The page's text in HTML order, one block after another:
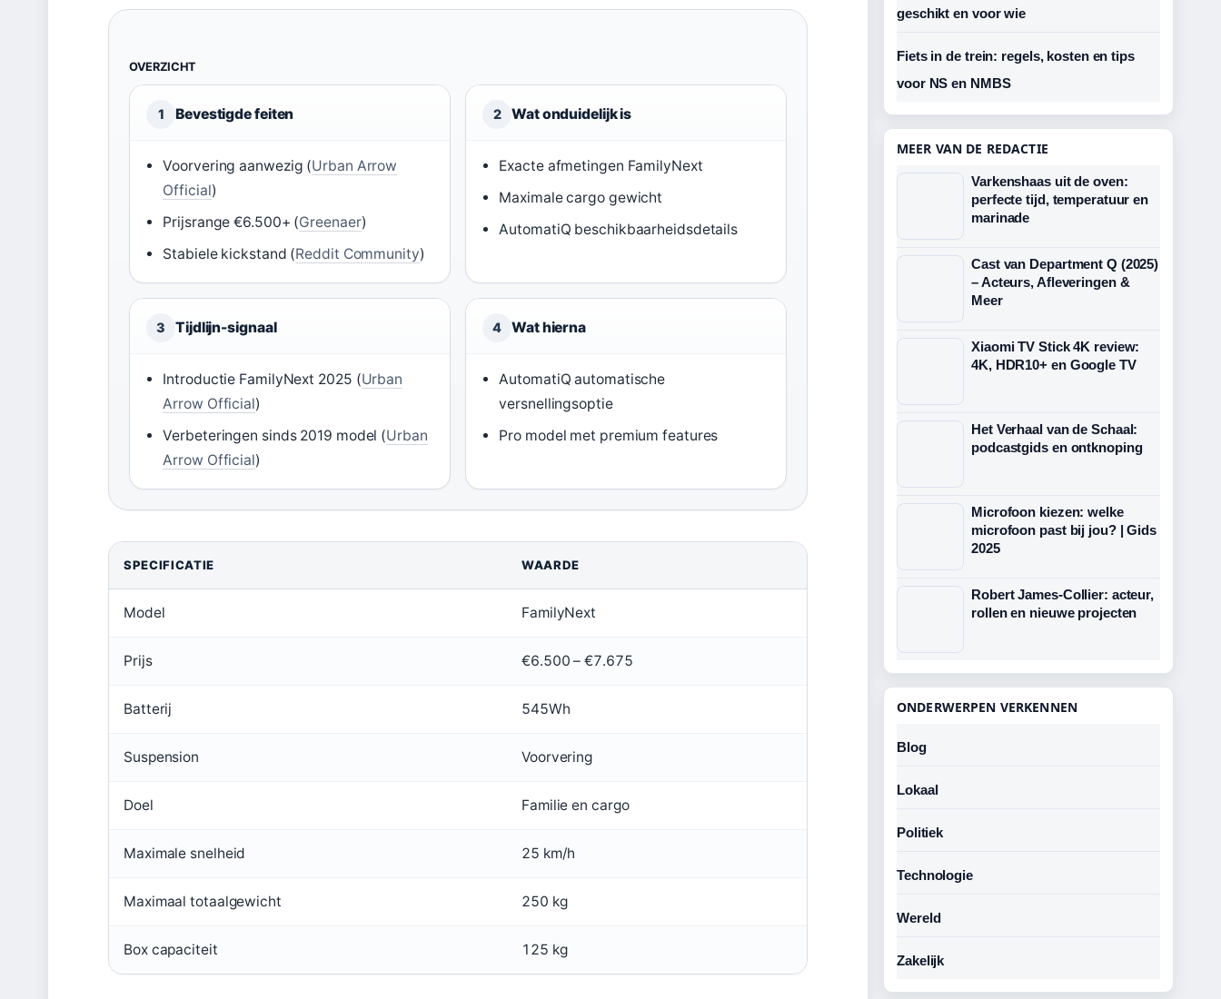
OVERZICHT
1 Bevestigde feiten
Voorvering aanwezig (Urban Arrow
Official)
Prijsrange €6.500+ (Greenaer)
Stabiele kickstand (Reddit Community)
2 Wat onduidelijk is
Exacte afmetingen FamilyNext
Maximale cargo gewicht
AutomatiQ beschikbaarheidsdetails
3 Tijdlijn-signaal
Introductie FamilyNext 2025 (Urban
Arrow Official)
Verbeteringen sinds 2019 model (Urban
Arrow Official)
4 Wat hierna
AutomatiQ automatische
versnellingsoptie
Pro model met premium features
SPECIFICATIE WAARDE
Model FamilyNext
Prijs €6.500 – €7.675
Batterij 545Wh
Suspension Voorvering
Doel Familie en cargo
Maximale snelheid 25 km/h
Maximaal totaalgewicht 250 kg
Box capaciteit 125 kg
geschikt en voor wie
Fiets in de trein: regels, kosten en tips
voor NS en NMBS
MEER VAN DE REDACTIE
Varkenshaas uit de oven:
perfecte tijd, temperatuur en
marinade
Cast van Department Q (2025)
– Acteurs, Afleveringen &
Meer
Xiaomi TV Stick 4K review:
4K, HDR10+ en Google TV
Het Verhaal van de Schaal:
podcastgids en ontknoping
Microfoon kiezen: welke
microfoon past bij jou? | Gids
2025
Robert James-Collier: acteur,
rollen en nieuwe projecten
ONDERWERPEN VERKENNEN
Blog
Lokaal
Politiek
Technologie
Wereld
Zakelijk